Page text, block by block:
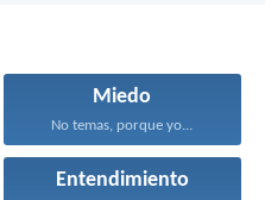
Miedo
No temas, porque yo...
Entendimiento